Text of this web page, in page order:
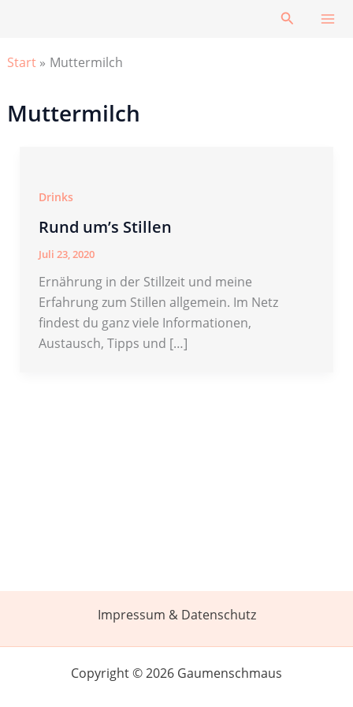
Suchen
Start Muttermilch
Muttermilch
Drinks
Rund um’s Stillen
Juli 23, 2020
Ernährung in der Stillzeit und meine
Erfahrung zum Stillen allgemein. Im Netz
findest du ganz viele Informationen,
Austausch, Tipps und […]
Impressum & Datenschutz
Copyright © 2026 Gaumenschmaus